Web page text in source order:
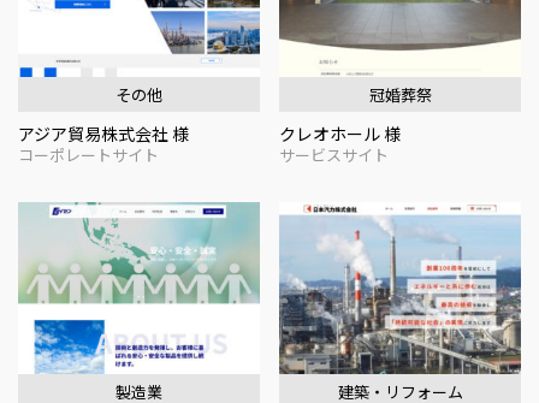
その他
アジア貿易株式会社 様
コーポレートサイト
冠婚葬祭
クレオホール 様
サービスサイト
製造業 建築・リフォーム